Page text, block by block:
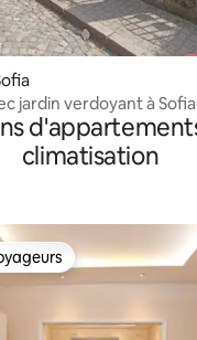
jardin verdoyant à Sofia
climatisation